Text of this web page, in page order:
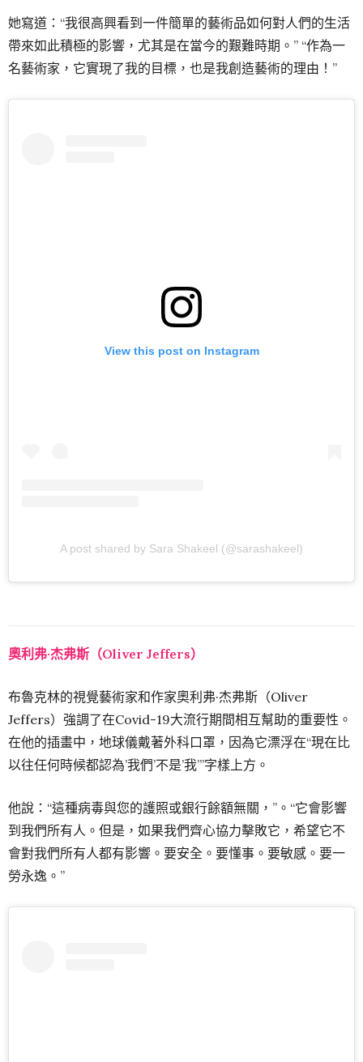
她寫道：“我很高興看到一件簡單的藝術品如何對人們的生活
帶來如此積極的影響，尤其是在當今的艱難時期。” “作為一
名藝術家，它實現了我的目標，也是我創造藝術的理由！”
View this post on Instagram
A post shared by Sara Shakeel (@sarashakeel)
奧利弗·杰弗斯（Oliver Jeffers）
布魯克林的視覺藝術家和作家奧利弗·杰弗斯（Oliver
Jeffers）強調了在Covid-19大流行期間相互幫助的重要性。
在他的插畫中，地球儀戴著外科口罩，因為它漂浮在“現在比
以往任何時候都認為’我們’不是’我’”字樣上方。
他說：“這種病毒與您的護照或銀行餘額無關，”。“它會影響
到我們所有人。但是，如果我們齊心協力擊敗它，希望它不
會對我們所有人都有影響。要安全。要懂事。要敏感。要一
勞永逸。”